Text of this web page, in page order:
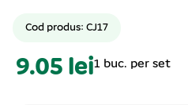
Cod produs: CJ17
9.05 lei1 buc. per set